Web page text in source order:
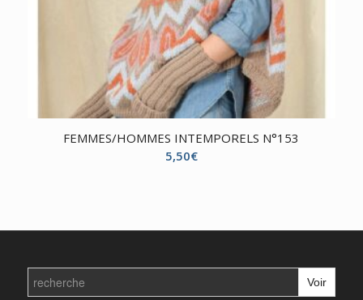
FEMMES/HOMMES INTEMPORELS N°153
5,50€
Search
for: